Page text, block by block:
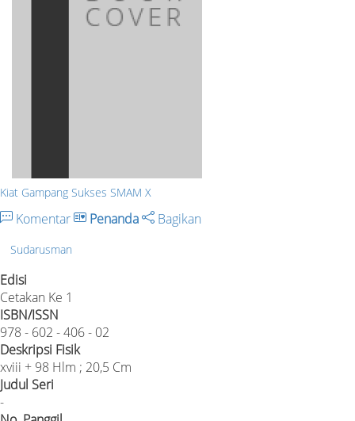
Kiat Gampang Sukses SMAM X
Komentar Penanda Bagikan
Sudarusman
Edisi
Cetakan Ke 1
ISBN/ISSN
978 - 602 - 406 - 02
Deskripsi Fisik
xviii + 98 Hlm ; 20,5 Cm
Judul Seri
-